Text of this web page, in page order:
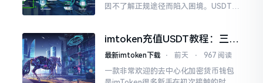
因不了解正规途径而陷入困境。USDT身
遭受损失。
imtoken充值USDT教程：三步
完成，新手也能轻松上手
最新imtoken下载 ⋅ 前天 ⋅ 967 阅读
一款非常欢迎的去中心化加密货币钱包